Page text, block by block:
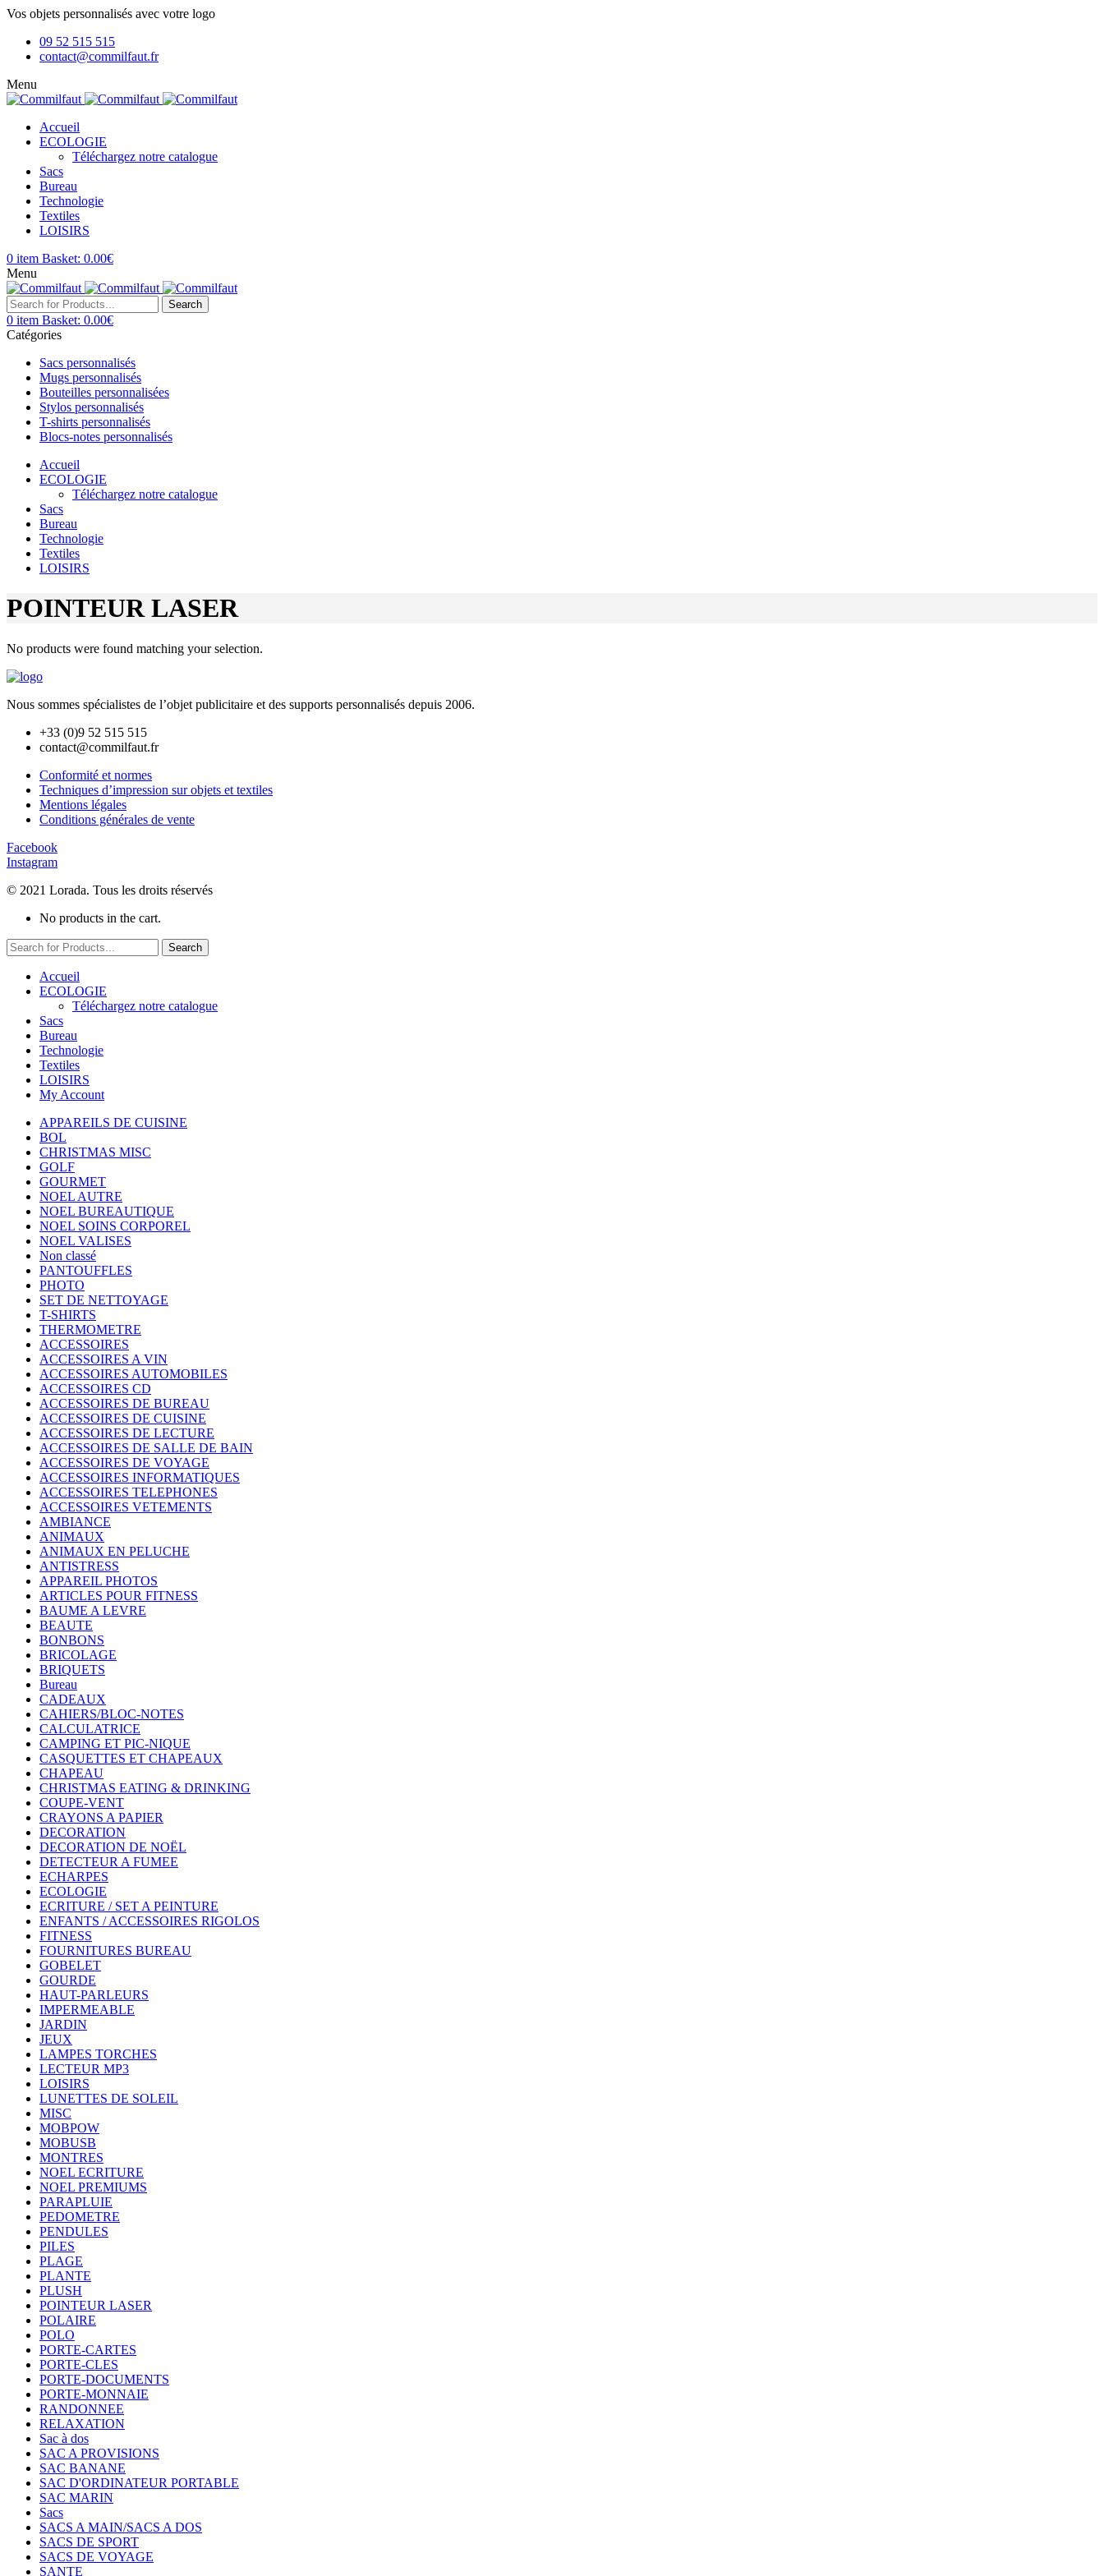
Vos objets personnalisés avec votre logo
09 52 515 515
contact@commilfaut.fr
Menu
Accueil
ECOLOGIE
Téléchargez notre catalogue
Sacs
Bureau
Technologie
Textiles
LOISIRS
0 item Basket: 0.00€
Menu
Search
0 item Basket: 0.00€
Catégories
Sacs personnalisés
Mugs personnalisés
Bouteilles personnalisées
Stylos personnalisés
T-shirts personnalisés
Blocs-notes personnalisés
Accueil
ECOLOGIE
Téléchargez notre catalogue
Sacs
Bureau
Technologie
Textiles
LOISIRS
POINTEUR LASER
No products were found matching your selection.
Nous sommes spécialistes de l’objet publicitaire et des supports personnalisés depuis 2006.
+33 (0)9 52 515 515
contact@commilfaut.fr
Conformité et normes
Techniques d’impression sur objets et textiles
Mentions légales
Conditions générales de vente
Facebook
Instagram
© 2021 Lorada. Tous les droits réservés
No products in the cart.
Search
Accueil
ECOLOGIE
Téléchargez notre catalogue
Sacs
Bureau
Technologie
Textiles
LOISIRS
My Account
APPAREILS DE CUISINE
BOL
CHRISTMAS MISC
GOLF
GOURMET
NOEL AUTRE
NOEL BUREAUTIQUE
NOEL SOINS CORPOREL
NOEL VALISES
Non classé
PANTOUFFLES
PHOTO
SET DE NETTOYAGE
T-SHIRTS
THERMOMETRE
ACCESSOIRES
ACCESSOIRES A VIN
ACCESSOIRES AUTOMOBILES
ACCESSOIRES CD
ACCESSOIRES DE BUREAU
ACCESSOIRES DE CUISINE
ACCESSOIRES DE LECTURE
ACCESSOIRES DE SALLE DE BAIN
ACCESSOIRES DE VOYAGE
ACCESSOIRES INFORMATIQUES
ACCESSOIRES TELEPHONES
ACCESSOIRES VETEMENTS
AMBIANCE
ANIMAUX
ANIMAUX EN PELUCHE
ANTISTRESS
APPAREIL PHOTOS
ARTICLES POUR FITNESS
BAUME A LEVRE
BEAUTE
BONBONS
BRICOLAGE
BRIQUETS
Bureau
CADEAUX
CAHIERS/BLOC-NOTES
CALCULATRICE
CAMPING ET PIC-NIQUE
CASQUETTES ET CHAPEAUX
CHAPEAU
CHRISTMAS EATING & DRINKING
COUPE-VENT
CRAYONS A PAPIER
DECORATION
DECORATION DE NOËL
DETECTEUR A FUMEE
ECHARPES
ECOLOGIE
ECRITURE / SET A PEINTURE
ENFANTS / ACCESSOIRES RIGOLOS
FITNESS
FOURNITURES BUREAU
GOBELET
GOURDE
HAUT-PARLEURS
IMPERMEABLE
JARDIN
JEUX
LAMPES TORCHES
LECTEUR MP3
LOISIRS
LUNETTES DE SOLEIL
MISC
MOBPOW
MOBUSB
MONTRES
NOEL ECRITURE
NOEL PREMIUMS
PARAPLUIE
PEDOMETRE
PENDULES
PILES
PLAGE
PLANTE
PLUSH
POINTEUR LASER
POLAIRE
POLO
PORTE-CARTES
PORTE-CLES
PORTE-DOCUMENTS
PORTE-MONNAIE
RANDONNEE
RELAXATION
Sac à dos
SAC A PROVISIONS
SAC BANANE
SAC D'ORDINATEUR PORTABLE
SAC MARIN
Sacs
SACS A MAIN/SACS A DOS
SACS DE SPORT
SACS DE VOYAGE
SANTE